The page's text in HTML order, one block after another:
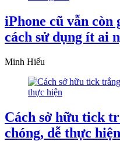
iPhone cũ vẫn
cách sử dụng ít ai
Minh Hiếu
Cách sở hữu tick
chóng, dễ thực hiện